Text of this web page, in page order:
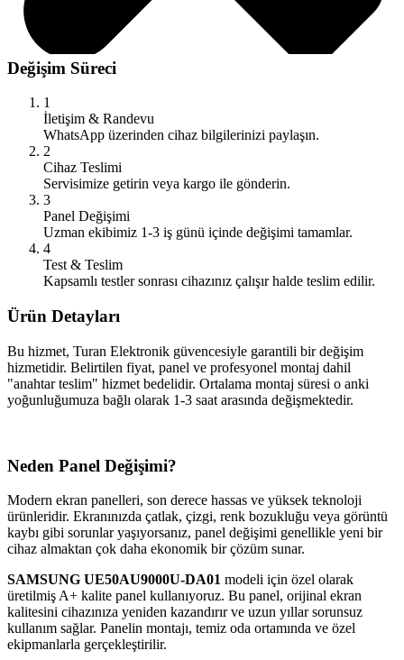
Değişim Süreci
1
İletişim & Randevu
WhatsApp üzerinden cihaz bilgilerinizi paylaşın.
2
Cihaz Teslimi
Servisimize getirin veya kargo ile gönderin.
3
Panel Değişimi
Uzman ekibimiz 1-3 iş günü içinde değişimi tamamlar.
4
Test & Teslim
Kapsamlı testler sonrası cihazınız çalışır halde teslim edilir.
Ürün Detayları
Bu hizmet, Turan Elektronik güvencesiyle garantili bir değişim
hizmetidir. Belirtilen fiyat, panel ve profesyonel montaj dahil
"anahtar teslim" hizmet bedelidir. Ortalama montaj süresi o anki
yoğunluğumuza bağlı olarak 1-3 saat arasında değişmektedir.
Neden Panel Değişimi?
Modern ekran panelleri, son derece hassas ve yüksek teknoloji
ürünleridir. Ekranınızda çatlak, çizgi, renk bozukluğu veya görüntü
kaybı gibi sorunlar yaşıyorsanız, panel değişimi genellikle yeni bir
cihaz almaktan çok daha ekonomik bir çözüm sunar.
SAMSUNG UE50AU9000U-DA01 modeli için özel olarak
üretilmiş A+ kalite panel kullanıyoruz. Bu panel, orijinal ekran
kalitesini cihazınıza yeniden kazandırır ve uzun yıllar sorunsuz
kullanım sağlar. Panelin montajı, temiz oda ortamında ve özel
ekipmanlarla gerçekleştirilir.